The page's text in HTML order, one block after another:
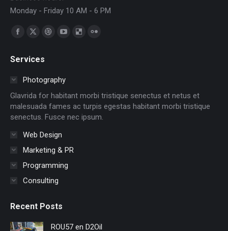
Monday - Friday 10 AM - 6 PM
Find us on:
Facebook
opens
window
X
opens
in
window
Dribbble
in
window
YouTube
in
window
Delicious
windowwindow
Services
Photography
Glavrida for habitant morbi tristique senectus et netus et
malesuada fames ac turpis egestas habitant morbi tristique
senectus. Fusce nec ipsum.
Web Design
Marketing & PR
Programming
Consulting
Recent Posts
ROU57 en D2Oil